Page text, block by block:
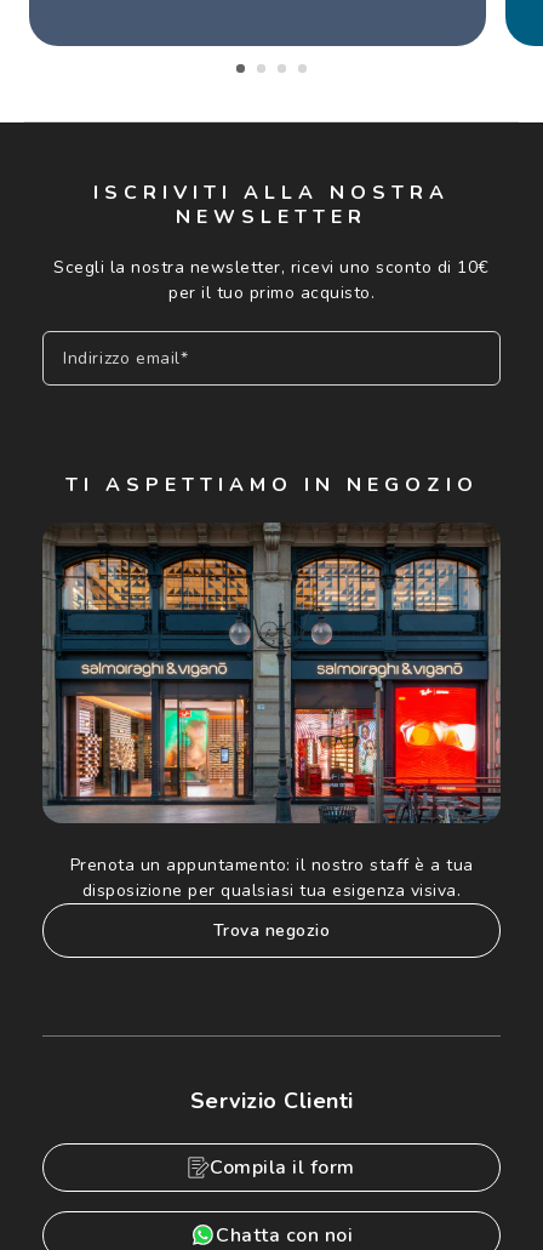
ISCRIVITI ALLA NOSTRA
NEWSLETTER
Scegli la nostra newsletter, ricevi uno sconto di 10€
per il tuo primo acquisto.
Indirizzo email*
Cliccando su "Iscriviti", confermo di avere più di 16 anni e
acconsento all'utilizzo dei miei Dati Personali da parte di
Luxottica Group S.p.A. per l'invio di offerte speciali, novità
ed altre comunicazioni di carattere pubblicitario (consultare
Informativa sulla privacyper ulteriori informazioni).
TI ASPETTIAMO IN NEGOZIO
Prenota un appuntamento: il nostro staff è a tua
disposizione per qualsiasi tua esigenza visiva.
trova negozio
Servizio Clienti
Compila il form
Chatta con noi